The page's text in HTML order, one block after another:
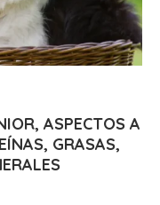
ASPECTOS A
GRASAS,